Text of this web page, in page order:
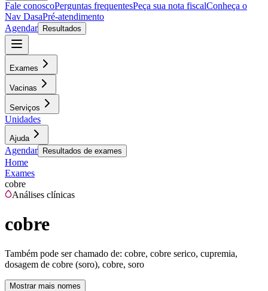
Fale conoscoPerguntas frequentesPeça sua nota fiscalConheça o
Nav DasaPré-atendimento
Agendar
Resultados
Exames
Vacinas
Serviços
Unidades
Ajuda
Agendar Resultados de exames
Home
Exames
cobre
Análises clínicas
cobre
Também pode ser chamado de: cobre, cobre serico, cupremia,
dosagem de cobre (soro), cobre, soro
Mostrar mais nomes